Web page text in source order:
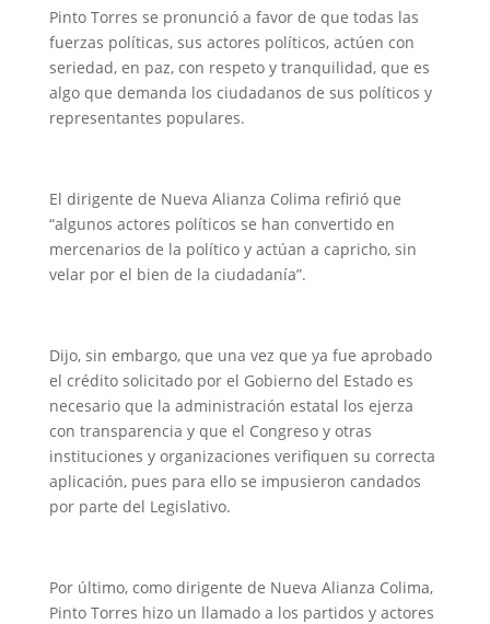
Pinto Torres se pronunció a favor de que todas las
fuerzas políticas, sus actores políticos, actúen con
seriedad, en paz, con respeto y tranquilidad, que es
algo que demanda los ciudadanos de sus políticos y
representantes populares.
El dirigente de Nueva Alianza Colima refirió que
“algunos actores políticos se han convertido en
mercenarios de la político y actúan a capricho, sin
velar por el bien de la ciudadanía”.
Dijo, sin embargo, que una vez que ya fue aprobado
el crédito solicitado por el Gobierno del Estado es
necesario que la administración estatal los ejerza
con transparencia y que el Congreso y otras
instituciones y organizaciones verifiquen su correcta
aplicación, pues para ello se impusieron candados
por parte del Legislativo.
Por último, como dirigente de Nueva Alianza Colima,
Pinto Torres hizo un llamado a los partidos y actores